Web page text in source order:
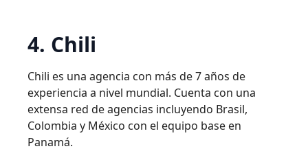
4. Chili
Chili es una agencia con más de 7 años de
experiencia a nivel mundial. Cuenta con una
extensa red de agencias incluyendo Brasil,
Colombia y México con el equipo base en
Panamá.